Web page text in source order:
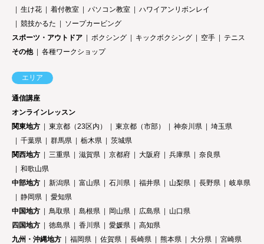
生け花
着付教室 パソコン教室
ハワイアンリボンレイ
競技かるた
ソープカービング
スポーツ・アウトドア
ボクシング キックボクシング 空手
テニス
その他
各種ワークショップ
エリア
通信講座
オンラインレッスン
関東地方
東京都（23区内） 東京都（市部） 神奈川県
埼玉県
千葉県
群馬県 栃木県
茨城県
関西地方
三重県 滋賀県 京都府 大阪府 兵庫県
奈良県
和歌山県
中部地方
新潟県 富山県 石川県 福井県 山梨県 長野県
岐阜県
静岡県
愛知県
中国地方
鳥取県 島根県 岡山県 広島県
山口県
四国地方
徳島県 香川県 愛媛県
高知県
九州・沖縄地方
福岡県 佐賀県 長崎県 熊本県 大分県
宮崎県